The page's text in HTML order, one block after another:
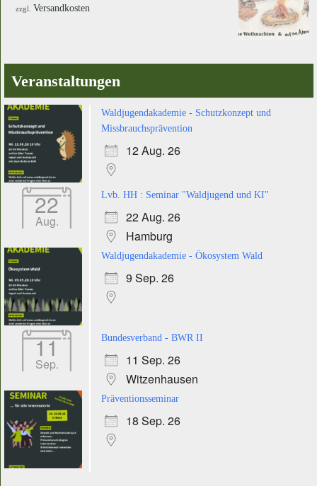
zzgl. Versandkosten
Veranstaltungen
Waldjugendakademie - Schutzkonzept und
Missbrauchsprävention
12 Aug. 26
22
Aug.
Lvb. HH : Seminar "Waldjugend und KI"
22 Aug. 26
Hamburg
Waldjugendakademie - Ökosystem Wald
9 Sep. 26
11
Sep.
Bundesverband - BWR II
11 Sep. 26
Witzenhausen
Präventionsseminar
18 Sep. 26